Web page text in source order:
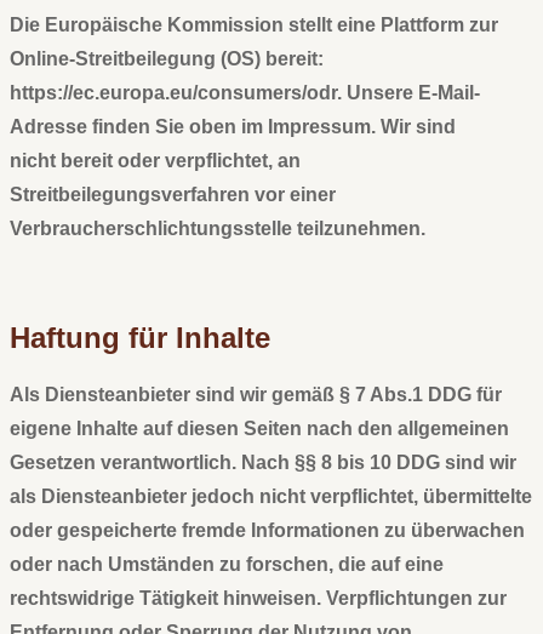
Die Europäische Kommission stellt eine Plattform zur
Online-Streitbeilegung (OS) bereit:
https://ec.europa.eu/consumers/odr. Unsere E-Mail-
Adresse finden Sie oben im Impressum. Wir sind
nicht bereit oder verpflichtet, an
Streitbeilegungsverfahren vor einer
Verbraucherschlichtungsstelle teilzunehmen.
Haftung für Inhalte
Als Diensteanbieter sind wir gemäß § 7 Abs.1 DDG für
eigene Inhalte auf diesen Seiten nach den allgemeinen
Gesetzen verantwortlich. Nach §§ 8 bis 10 DDG sind wir
als Diensteanbieter jedoch nicht verpflichtet, übermittelte
oder gespeicherte fremde Informationen zu überwachen
oder nach Umständen zu forschen, die auf eine
rechtswidrige Tätigkeit hinweisen. Verpflichtungen zur